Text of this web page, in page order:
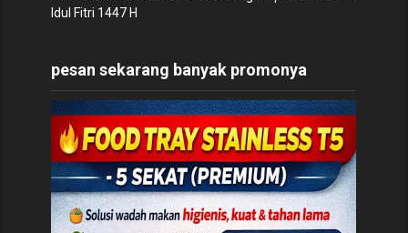
Idul Fitri 1447 H
pesan sekarang banyak promonya